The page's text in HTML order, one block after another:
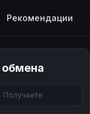
Рекомендации
обмена